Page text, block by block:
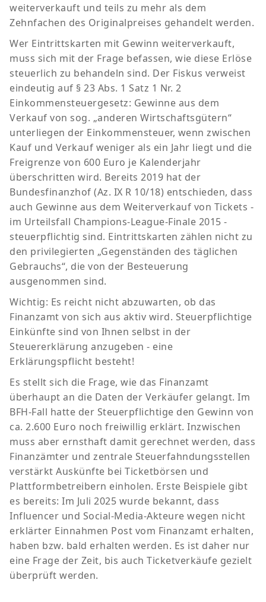
weiterverkauft und teils zu mehr als dem
Zehnfachen des Originalpreises gehandelt werden.
Wer Eintrittskarten mit Gewinn weiterverkauft,
muss sich mit der Frage befassen, wie diese Erlöse
steuerlich zu behandeln sind. Der Fiskus verweist
eindeutig auf § 23 Abs. 1 Satz 1 Nr. 2
Einkommensteuergesetz: Gewinne aus dem
Verkauf von sog. „anderen Wirtschaftsgütern“
unterliegen der Einkommensteuer, wenn zwischen
Kauf und Verkauf weniger als ein Jahr liegt und die
Freigrenze von 600 Euro je Kalenderjahr
überschritten wird. Bereits 2019 hat der
Bundesfinanzhof (Az. IX R 10/18) entschieden, dass
auch Gewinne aus dem Weiterverkauf von Tickets -
im Urteilsfall Champions-League-Finale 2015 -
steuerpflichtig sind. Eintrittskarten zählen nicht zu
den privilegierten „Gegenständen des täglichen
Gebrauchs“, die von der Besteuerung
ausgenommen sind.
Wichtig: Es reicht nicht abzuwarten, ob das
Finanzamt von sich aus aktiv wird. Steuerpflichtige
Einkünfte sind von Ihnen selbst in der
Steuererklärung anzugeben - eine
Erklärungspflicht besteht!
Es stellt sich die Frage, wie das Finanzamt
überhaupt an die Daten der Verkäufer gelangt. Im
BFH-Fall hatte der Steuerpflichtige den Gewinn von
ca. 2.600 Euro noch freiwillig erklärt. Inzwischen
muss aber ernsthaft damit gerechnet werden, dass
Finanzämter und zentrale Steuerfahndungsstellen
verstärkt Auskünfte bei Ticketbörsen und
Plattformbetreibern einholen. Erste Beispiele gibt
es bereits: Im Juli 2025 wurde bekannt, dass
Influencer und Social-Media-Akteure wegen nicht
erklärter Einnahmen Post vom Finanzamt erhalten,
haben bzw. bald erhalten werden. Es ist daher nur
eine Frage der Zeit, bis auch Ticketverkäufe gezielt
überprüft werden.